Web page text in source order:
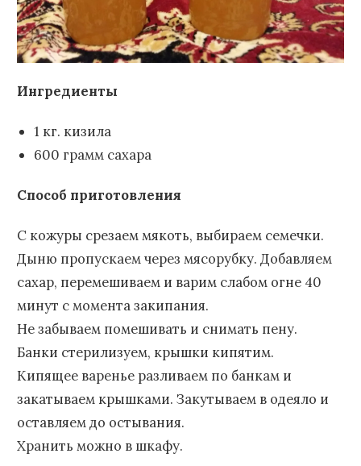
Ингредиенты
1 кг. кизила
600 грамм сахара
Способ приготовления
С кожуры срезаем мякоть, выбираем семечки.
Дыню пропускаем через мясорубку. Добавляем
сахар, перемешиваем и варим слабом огне 40
минут с момента закипания.
Не забываем помешивать и снимать пену.
Банки стерилизуем, крышки кипятим.
Кипящее варенье разливаем по банкам и
закатываем крышками. Закутываем в одеяло и
оставляем до остывания.
Хранить можно в шкафу.